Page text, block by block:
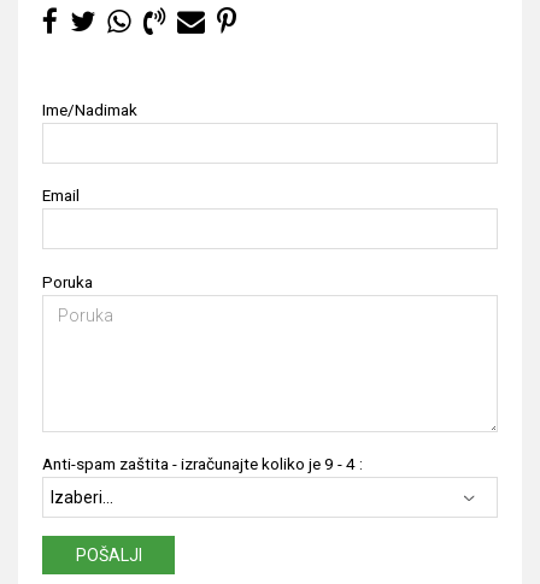
Ime/Nadimak
Email
Poruka
Anti-spam zaštita - izračunajte koliko je 9 - 4 :
POŠALJI